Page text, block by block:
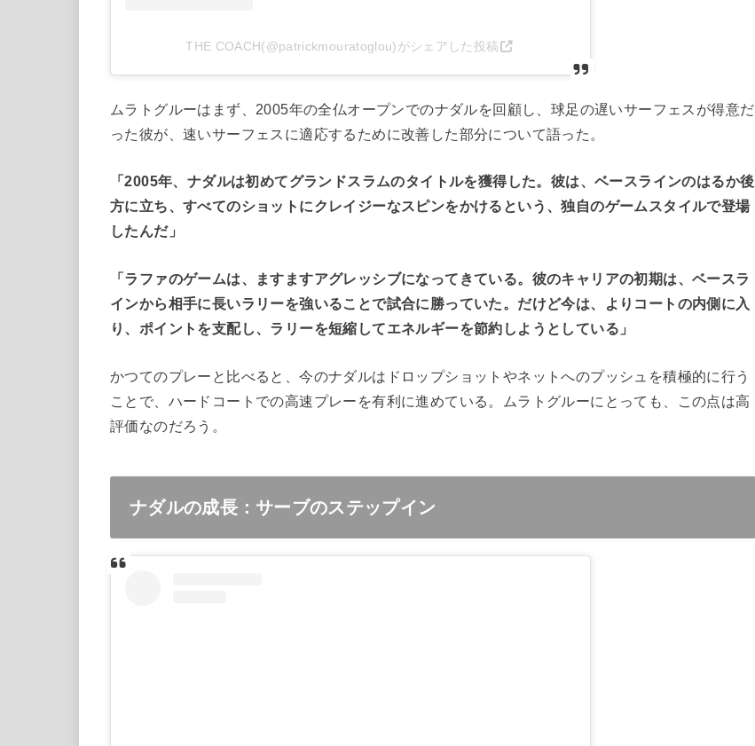
THE COACH(@patrickmouratoglou)がシェアした投稿
ムラトグルーはまず、2005年の全仏オープンでのナダルを回顧し、球足の遅いサーフェスが得意だ
った彼が、速いサーフェスに適応するために改善した部分について語った。
「2005年、ナダルは初めてグランドスラムのタイトルを獲得した。彼は、ベースラインのはるか後
方に立ち、すべてのショットにクレイジーなスピンをかけるという、独自のゲームスタイルで登場
したんだ」
「ラファのゲームは、ますますアグレッシブになってきている。彼のキャリアの初期は、ベースラ
インから相手に長いラリーを強いることで試合に勝っていた。だけど今は、よりコートの内側に入
り、ポイントを支配し、ラリーを短縮してエネルギーを節約しようとしている」
かつてのプレーと比べると、今のナダルはドロップショットやネットへのプッシュを積極的に行う
ことで、ハードコートでの高速プレーを有利に進めている。ムラトグルーにとっても、この点は高
評価なのだろう。
ナダルの成長：サーブのステップイン